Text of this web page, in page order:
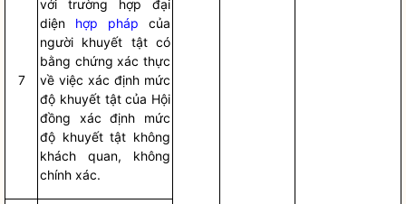
7
với trường hợp đại
diện hợp pháp của
người khuyết tật có
bằng chứng xác thực
về việc xác định mức
độ khuyết tật của Hội
đồng xác định mức
độ khuyết tật không
khách quan, không
chính xác.